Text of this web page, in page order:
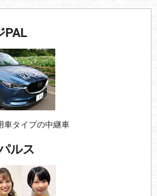
PAL
車タイプの中継車
ルス